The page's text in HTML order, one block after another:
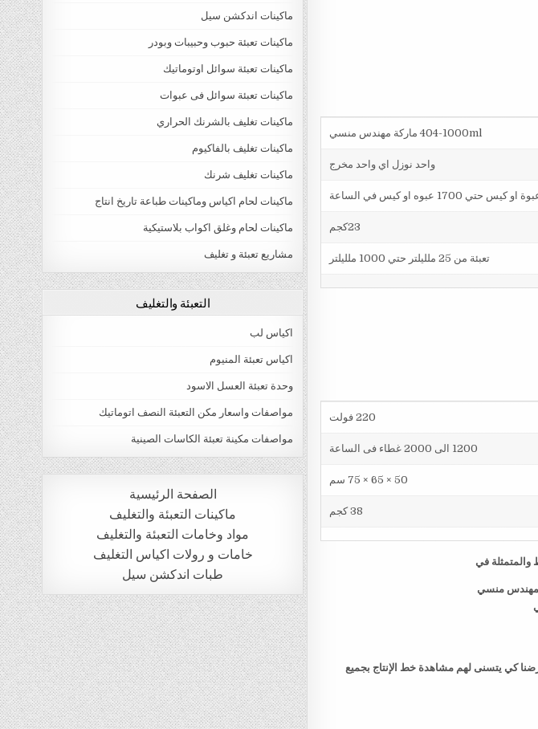
404-1000ml ماركة مهندس منسي
واحد نوزل اي واحد مخرج
تعبئة من 25 ملليلتر حتي 1000 ملليلتر
220 فولت
1200 الى 2000 غطاء فى الساعة
50 × 65 × 75 سم
38 كجم
والمتمثلة في
منسي
كي يتسنى لهم مشاهدة خط الإنتاج بجميع
ماكينات اندكشن سيل
ماكينات تعبئة حبوب وحبيبات وبودر
ماكينات تعبئة سوائل اوتوماتيك
ماكينات تعبئة سوائل فى عبوات
ماكينات تغليف بالشرنك الحراري
ماكينات تغليف بالفاكيوم
ماكينات تغليف شرنك
ماكينات لحام اكياس وماكينات طباعة تاريخ انتاج
ماكينات لحام وغلق اكواب بلاستيكية
مشاريع تعبئة و تغليف
التعبئة والتغليف
اكياس لب
اكياس تعبئة المنيوم
وحدة تعبئة العسل الاسود
مواصفات واسعار مكن التعبئة النصف اتوماتيك
مواصفات مكينة تعبئة الكاسات الصينية
الصفحة الرئيسية
ماكينات التعبئة والتغليف
مواد وخامات التعبئة والتغليف
خامات و رولات اكياس التغليف
طبات اندكشن سيل